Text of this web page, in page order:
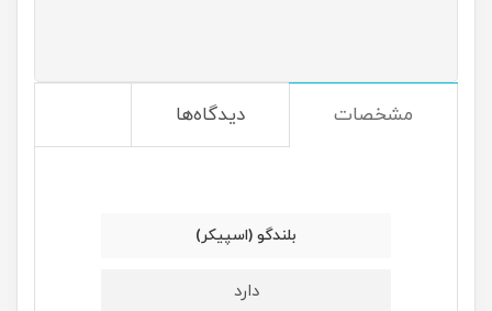
مشخصات دیدگاه‌ها
بلندگو (اسپیکر)
دارد